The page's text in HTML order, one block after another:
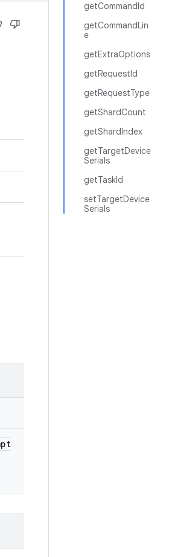
getCommandId
getCommandLin
e
getExtraOptions
getRequestId
getRequestType
getShardCount
getShardIndex
getTargetDevice
Serials
getTaskId
setTargetDevice
Serials